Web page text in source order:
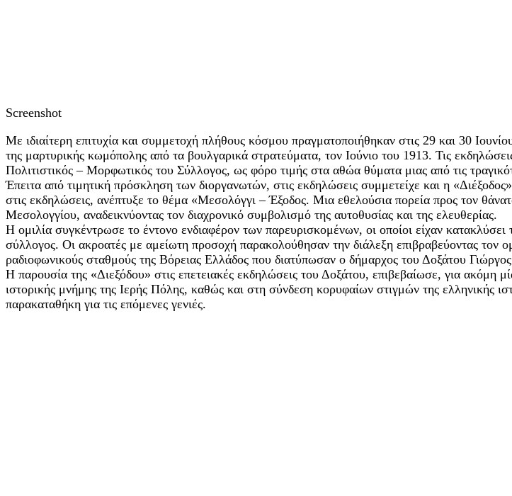
Screenshot
Με ιδιαίτερη επιτυχία και συμμετοχή πλήθους κόσμου πραγματοποιήθηκαν στις 29 και 30
της μαρτυρικής κωμόπολης από τα βουλγαρικά στρατεύματα, τον Ιούνιο του 1913. Τις
Πολιτιστικός – Μορφωτικός του Σύλλογος, ως φόρο τιμής στα αθώα θύματα μιας από τις
Έπειτα από τιμητική πρόσκληση των διοργανωτών, στις εκδηλώσεις συμμετείχε και η
στις εκδηλώσεις, ανέπτυξε το θέμα «Μεσολόγγι – Έξοδος. Μια εθελούσια πορεία προς τον
Μεσολογγίου, αναδεικνύοντας τον διαχρονικό συμβολισμό της αυτοθυσίας και της ελευθερίας.
Η ομιλία συγκέντρωσε το έντονο ενδιαφέρον των παρευρισκομένων, οι οποίοι είχαν
σύλλογος. Οι ακροατές με αμείωτη προσοχή παρακολούθησαν την διάλεξη επιβραβεύοντας τον
ραδιοφωνικούς σταθμούς της Βόρειας Ελλάδος που διατύπωσαν ο δήμαρχος του Δοξάτου
Η παρουσία της «Διεξόδου» στις επετειακές εκδηλώσεις του Δοξάτου, επιβεβαίωσε, για ακόμη
ιστορικής μνήμης της Ιερής Πόλης, καθώς και στη σύνδεση κορυφαίων στιγμών της ελληνικής
παρακαταθήκη για τις επόμενες γενιές.